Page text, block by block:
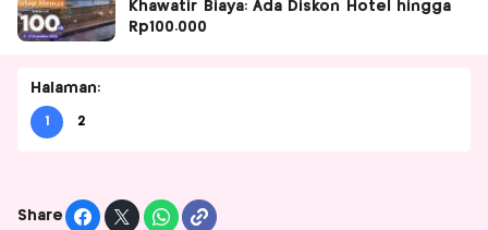
Khawatir Biaya: Ada Diskon Hotel hingga
Rp100.000
Halaman:
1 2
Share